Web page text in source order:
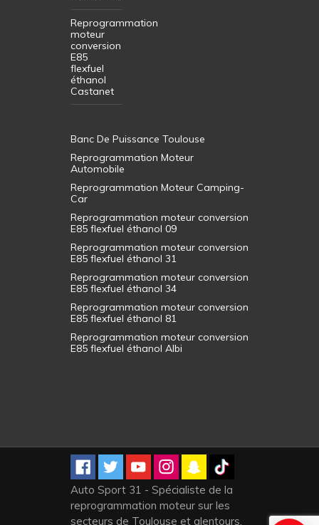
Reprogrammation
moteur
conversion
E85
flexfuel
éthanol
Castanet
Banc De Puissance Toulouse
Reprogrammation Moteur
Automobile
Reprogrammation Moteur Camping-
Car
Reprogrammation moteur conversion
E85 flexfuel éthanol 09
Reprogrammation moteur conversion
E85 flexfuel éthanol 31
Reprogrammation moteur conversion
E85 flexfuel éthanol 34
Reprogrammation moteur conversion
E85 flexfuel éthanol 81
Reprogrammation moteur conversion
E85 flexfuel éthanol Albi
Auto Sport 31 - Spécialiste de la
reprogrammation moteur sur les
secteurs de Toulouse et alentours,